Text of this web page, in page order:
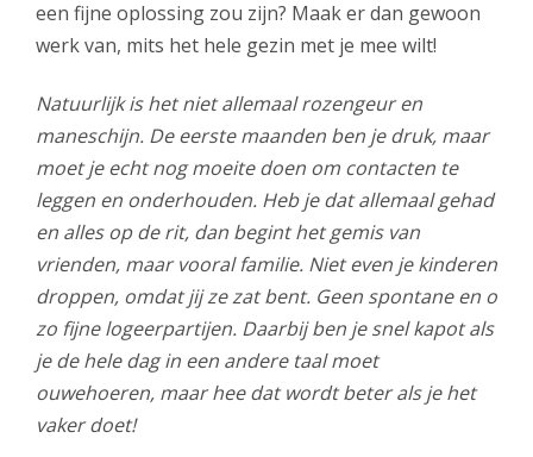
een fijne oplossing zou zijn? Maak er dan gewoon
werk van, mits het hele gezin met je mee wilt!
Natuurlijk is het niet allemaal rozengeur en
maneschijn. De eerste maanden ben je druk, maar
moet je echt nog moeite doen om contacten te
leggen en onderhouden. Heb je dat allemaal gehad
en alles op de rit, dan begint het gemis van
vrienden, maar vooral familie. Niet even je kinderen
droppen, omdat jij ze zat bent. Geen spontane en o
zo fijne logeerpartijen. Daarbij ben je snel kapot als
je de hele dag in een andere taal moet
ouwehoeren, maar hee dat wordt beter als je het
vaker doet!